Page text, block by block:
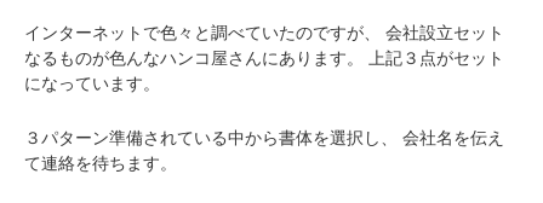
インターネットで色々と調べていたのですが、
会社設立セット
なるものが色んなハンコ屋さんにあります。
上記３点がセット
になっています。
３パターン準備されている中から書体を選択し、
会社名を伝え
て連絡を待ちます。